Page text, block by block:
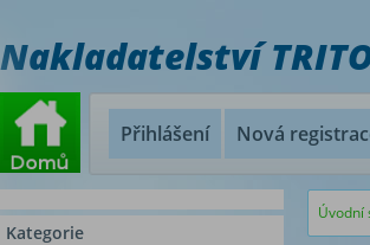
Nakladatelství
Přihlášení Nová
Kategorie
Úvodní